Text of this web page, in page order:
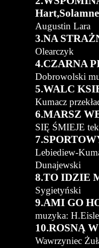
Augustin Lara
3.NA
Olearczyk
4.CZARNA
Dobrowolski
5.WALC
Kumacz
6.MARSZ
SIĘ ŚMIEJE
Lebiediew-
Dunajewski
8.TO IDZIE
Sygietyński
9.AMI GO
muzyka:
10.ROSNĄ
Wawrzyniec